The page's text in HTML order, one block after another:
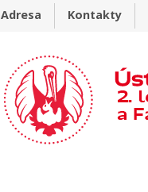
Adresa Kontakty